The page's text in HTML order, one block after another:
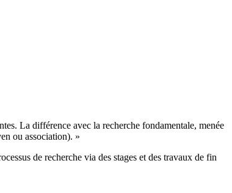
La différence avec la recherche fondamentale, menée
ou association). »
de recherche via des stages et des travaux de fin